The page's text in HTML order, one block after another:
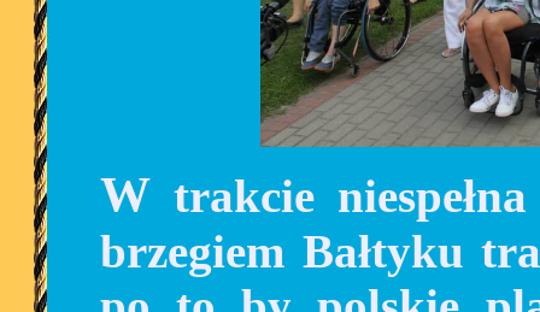
W trakcie niespełna miesiąca pokonają pieszo
brzegiem Bałtyku